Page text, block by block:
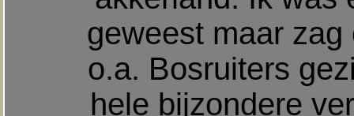
geweest maar
o.a. Bosruiters
hele bijzondere